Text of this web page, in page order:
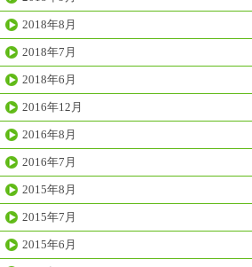
2018年8月
2018年7月
2018年6月
2016年12月
2016年8月
2016年7月
2015年8月
2015年7月
2015年6月